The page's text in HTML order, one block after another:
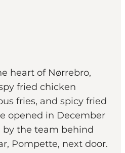
heart of Nørrebro,
fried chicken
fries, and spicy fried
opened in December
by the team behind
Pompette, next door.